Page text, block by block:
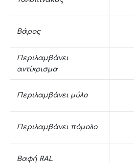
Βάρος
Περιλαμβάνει
αντίκρισμα
Περιλαμβάνει μύλο
Περιλαμβάνει πόμολο
Βαφή RAL